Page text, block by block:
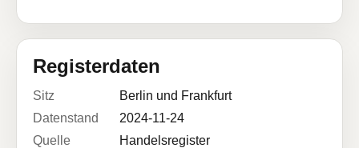
Registerdaten
Sitz
Berlin und Frankfurt
Datenstand
2024-11-24
Quelle
Handelsregister